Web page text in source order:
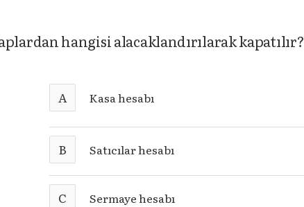
hangisi alacaklandırılarak kapatılır?
A Kasa hesabı
B Satıcılar hesabı
C Sermaye hesabı